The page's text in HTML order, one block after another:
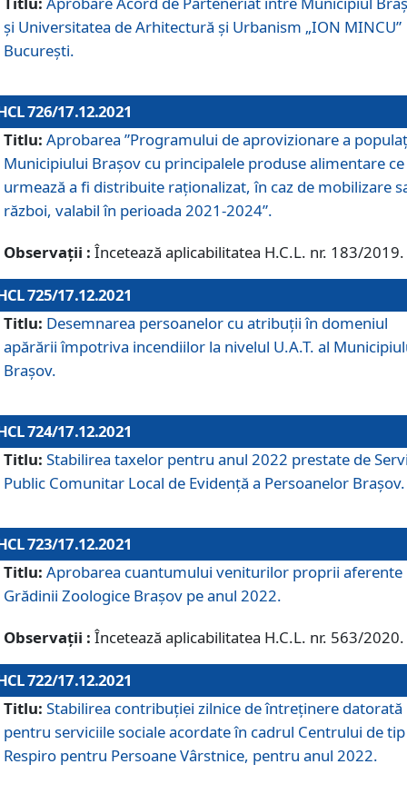
și Universitatea de Arhitectură și Urbanism „ION MINCU”
București.
726/17.12.2021
Titlu: Aprobarea ”Programului de aprovizionare a
Municipiului Braşov cu principalele produse alimentare ce
urmează a fi distribuite raționalizat, în caz de mobilizare
război, valabil în perioada 2021-2024”.
Observații : Încetează aplicabilitatea H.C.L. nr. 183/2019.
725/17.12.2021
Titlu: Desemnarea persoanelor cu atribuții în domeniul
apărării împotriva incendiilor la nivelul U.A.T. al
Brașov.
724/17.12.2021
Titlu: Stabilirea taxelor pentru anul 2022 prestate de
Public Comunitar Local de Evidență a Persoanelor Braşov.
723/17.12.2021
Titlu: Aprobarea cuantumului veniturilor proprii aferente
Grădinii Zoologice Braşov pe anul 2022.
Observații : Încetează aplicabilitatea H.C.L. nr. 563/2020.
722/17.12.2021
Titlu: Stabilirea contribuţiei zilnice de întreținere datorată
pentru serviciile sociale acordate în cadrul Centrului de tip
Respiro pentru Persoane Vârstnice, pentru anul 2022.